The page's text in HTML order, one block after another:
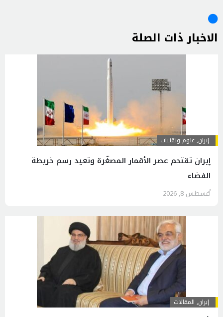
الاخبار ذات الصلة
إيران,علوم وتقنيات
إيران تقتحم عصر الأقمار المصغّرة وتعيد رسم خريطة
الفضاء
أغسطس 8, 2026
إيران, المقالات